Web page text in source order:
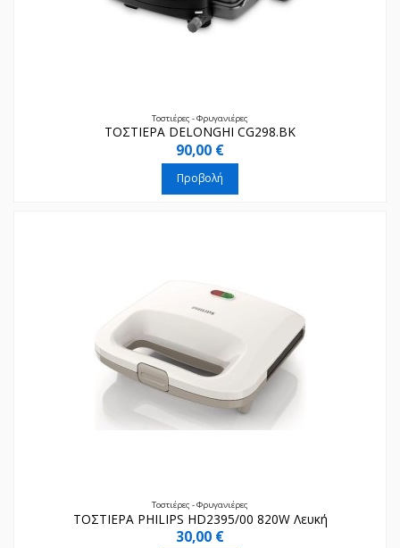
Τοστιέρες - Φρυγανιέρες
ΤΟΣΤΙΕΡΑ DELONGHI CG298.BK
90,00 €
Προβολή
Τοστιέρες - Φρυγανιέρες
ΤΟΣΤΙΕΡΑ PHILIPS HD2395/00 820W Λευκή
30,00 €